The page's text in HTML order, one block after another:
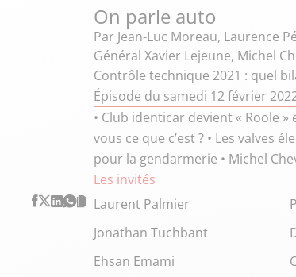
On parle auto
Par Jean-Luc Moreau, Laurence
Général Xavier Lejeune, Michel
Contrôle technique 2021 : quel
Épisode du samedi 12 février
• Club identicar devient « Roole
vous ce que c’est ? • Les valves
pour la gendarmerie • Michel
Les invités
Laurent Palmier
Jonathan Tuchbant
Ehsan Emami